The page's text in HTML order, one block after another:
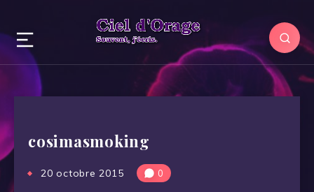
cosimasmoking
20 octobre 2015 0